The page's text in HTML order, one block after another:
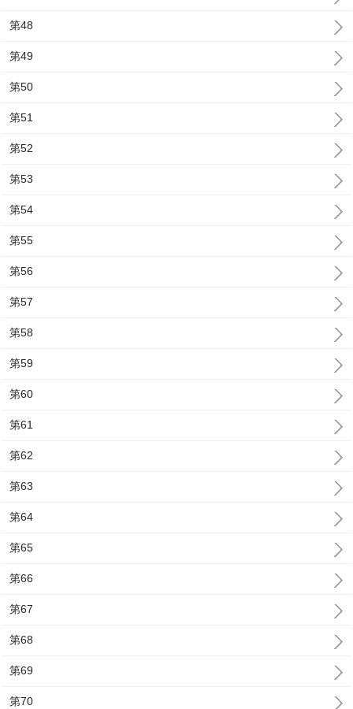
第48
第49
第50
第51
第52
第53
第54
第55
第56
第57
第58
第59
第60
第61
第62
第63
第64
第65
第66
第67
第68
第69
第70